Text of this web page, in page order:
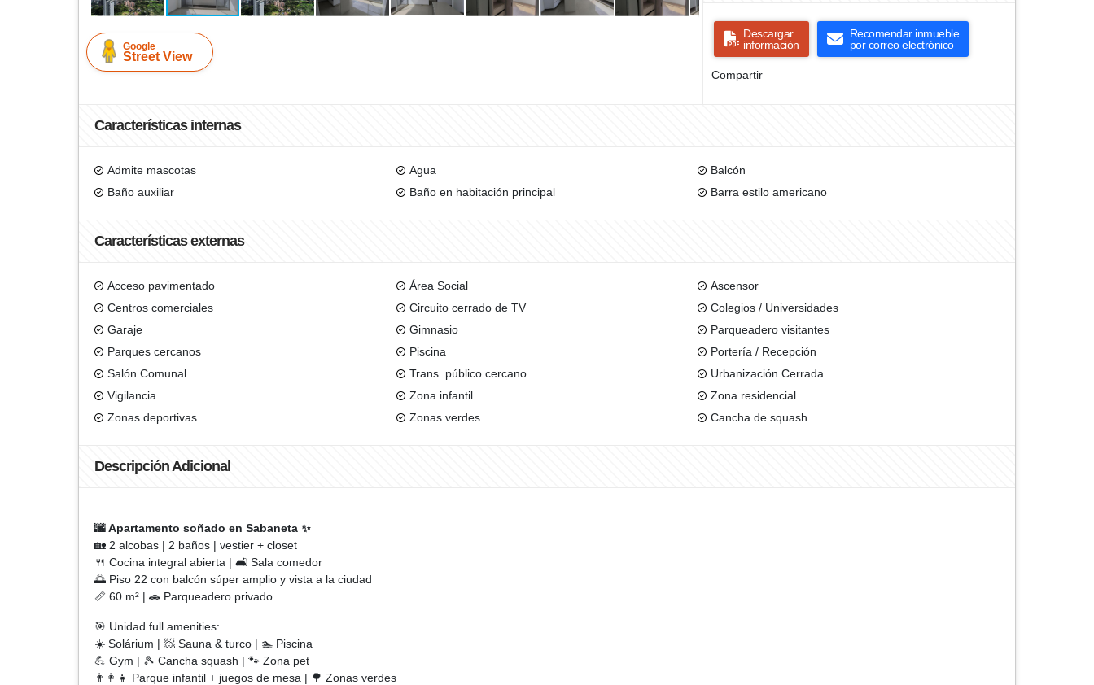
Google
Street View
Descargar
información
Recomendar inmueble
por correo electrónico
Compartir
Características internas
Admite mascotas Agua
Balcón
Baño auxiliar
Baño en habitación principal Barra estilo americano
Características externas
Acceso pavimentado Área Social
Ascensor
Centros comerciales
Circuito cerrado de TV
Colegios / Universidades
Garaje
Gimnasio
Parqueadero visitantes
Parques cercanos
Piscina
Portería / Recepción
Salón Comunal
Trans. público cercano
Urbanización Cerrada
Vigilancia
Zona infantil
Zona residencial
Zonas deportivas
Zonas verdes Cancha de squash
Descripción Adicional
🌆 Apartamento soñado en Sabaneta ✨
🏡 2 alcobas | 2 baños | vestier + closet
🍴 Cocina integral abierta | 🛋️ Sala comedor
🌅 Piso 22 con balcón súper amplio y vista a la ciudad
📏 60 m² | 🚗 Parqueadero privado
🎯 Unidad full amenities:
☀️ Solárium | 🧖 Sauna & turco | 🏊 Piscina
💪 Gym | 🎾 Cancha squash | 🐾 Zona pet
👨‍👩‍👧 Parque infantil + juegos de mesa | 🌳 Zonas verdes